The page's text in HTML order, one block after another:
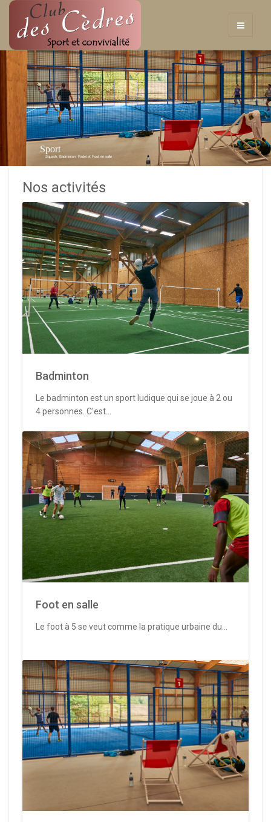
Sport
Squash, Badminton, Padel et Foot en salle
Nos activités
Badminton
Le badminton est un sport ludique qui se joue à 2 ou
4 personnes. C'est...
Foot en salle
Le foot à 5 se veut comme la pratique urbaine du...